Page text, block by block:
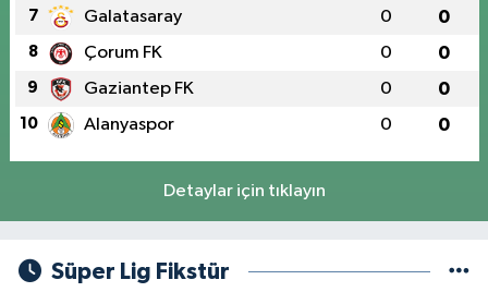
7 Galatasaray 0 0
8 Çorum FK 0 0
9 Gaziantep FK 0 0
10 Alanyaspor 0 0
Detaylar için tıklayın
Süper Lig Fikstür